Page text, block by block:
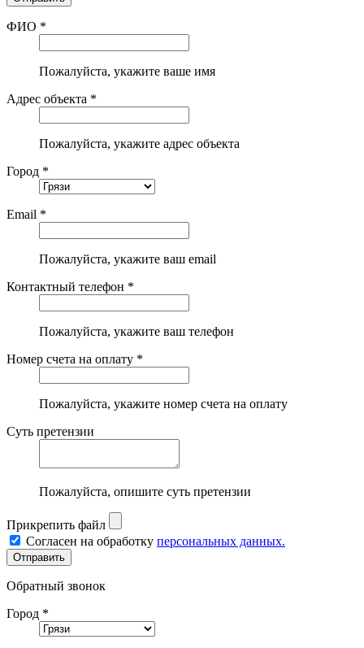
ФИО *
Пожалуйста, укажите ваше имя
Адрес объекта *
Пожалуйста, укажите адрес объекта
Город *
Email *
Пожалуйста, укажите ваш email
Контактный телефон *
Пожалуйста, укажите ваш телефон
Номер счета на оплату *
Пожалуйста, укажите номер счета на оплату
Суть претензии
Пожалуйста, опишите суть претензии
Прикрепить файл
Согласен на обработку персональных данных.
Обратный звонок
Город *